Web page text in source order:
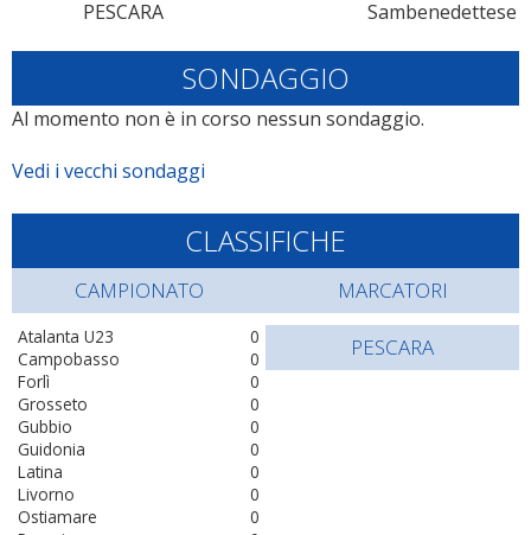
PESCARA Sambenedettese
SONDAGGIO
Al momento non è in corso nessun sondaggio.
Vedi i vecchi sondaggi
CLASSIFICHE
CAMPIONATO
0
Atalanta U23
0
Campobasso
0
Forlì
0
Grosseto
0
Gubbio
0
Guidonia
0
Latina
0
Livorno
0
Ostiamare
MARCATORI
PESCARA